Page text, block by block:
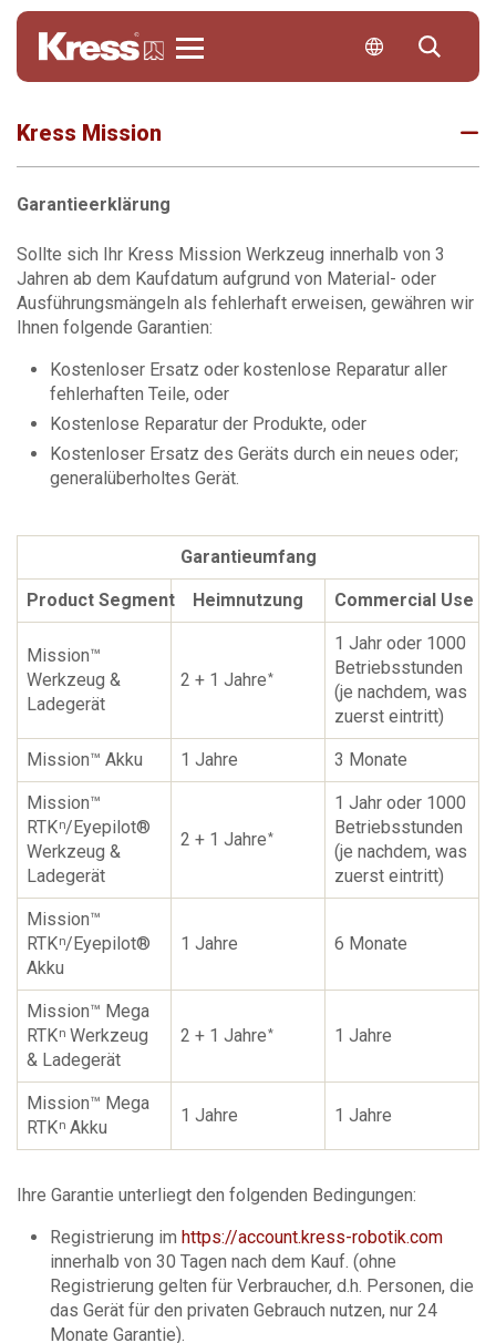
Kress Mission
Garantieerklärung
Sollte sich Ihr Kress Mission Werkzeug innerhalb von 3
Jahren ab dem Kaufdatum aufgrund von Material- oder
Ausführungsmängeln als fehlerhaft erweisen, gewähren wir
Ihnen folgende Garantien:
Kostenloser Ersatz oder kostenlose Reparatur aller
fehlerhaften Teile, oder
Kostenlose Reparatur der Produkte, oder
Kostenloser Ersatz des Geräts durch ein neues oder;
generalüberholtes Gerät.
Garantieumfang
Product Segment Heimnutzung Commercial Use
Mission™
Werkzeug &
Ladegerät
2 + 1 Jahre*
1 Jahr oder 1000
Betriebsstunden
(je nachdem, was
zuerst eintritt)
Mission™ Akku 1 Jahre 3 Monate
Mission™
RTKn/Eyepilot®
Werkzeug &
Ladegerät
2 + 1 Jahre*
1 Jahr oder 1000
Betriebsstunden
(je nachdem, was
zuerst eintritt)
Mission™
RTKn/Eyepilot®
Akku
1 Jahre 6 Monate
Mission™ Mega
RTKn Werkzeug
& Ladegerät
2 + 1 Jahre* 1 Jahre
Mission™ Mega
RTKn Akku
1 Jahre 1 Jahre
Ihre Garantie unterliegt den folgenden Bedingungen:
Registrierung im https://account.kress-robotik.com
innerhalb von 30 Tagen nach dem Kauf. (ohne
Registrierung gelten für Verbraucher, d.h. Personen, die
das Gerät für den privaten Gebrauch nutzen, nur 24
Monate Garantie).